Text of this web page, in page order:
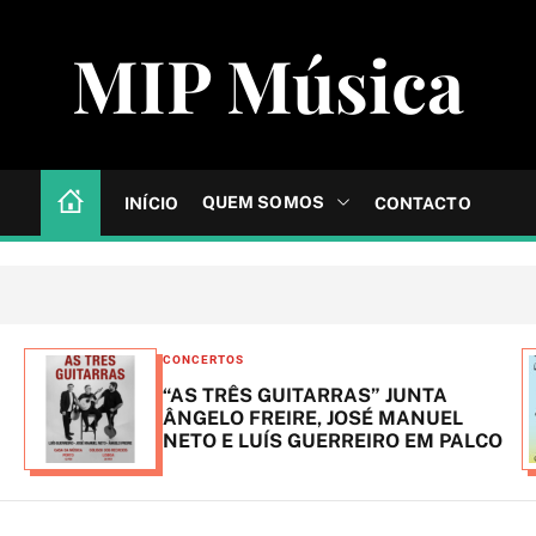
MIP Música
INÍCIO QUEM SOMOS CONTACTO
C
a
t
e
g
o
CONCERTOS
“AS TRÊS GUITARRAS” JUNTA
ÂNGELO FREIRE, JOSÉ MANUEL
NETO E LUÍS GUERREIRO EM PALCO